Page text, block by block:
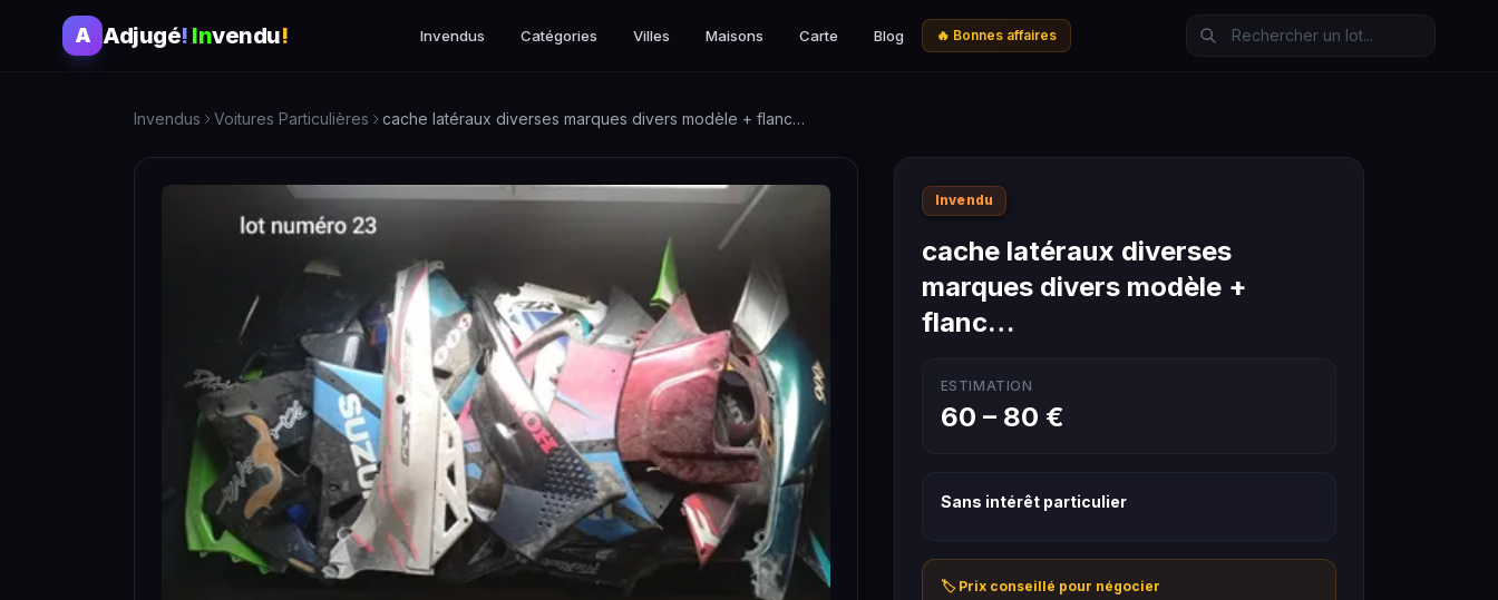
A Adjugé! Invendu! Invendus Catégories Villes Maisons Carte Blog 🔥 Bonnes affaires
Invendus Voitures Particulières cache latéraux diverses marques divers modèle + flanc…
Invendu
cache latéraux diverses
marques divers modèle +
flanc…
ESTIMATION
60 – 80 €
Sans intérêt particulier
🏷️ Prix conseillé pour négocier